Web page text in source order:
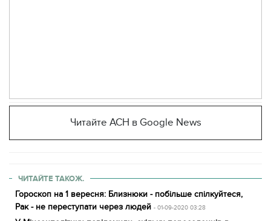
Читайте АСН в Google News
ЧИТАЙТЕ ТАКОЖ.
Гороскоп на 1 вересня: Близнюки - побільше спілкуйтеся,
Рак - не переступати через людей - 01-09-2020 03:28